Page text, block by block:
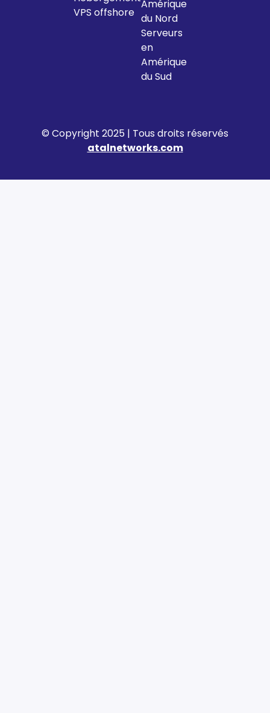
VPS offshore
Amérique
du Nord
Serveurs
en
Amérique
du Sud
© Copyright 2025 | Tous droits réservés
atalnetworks.com